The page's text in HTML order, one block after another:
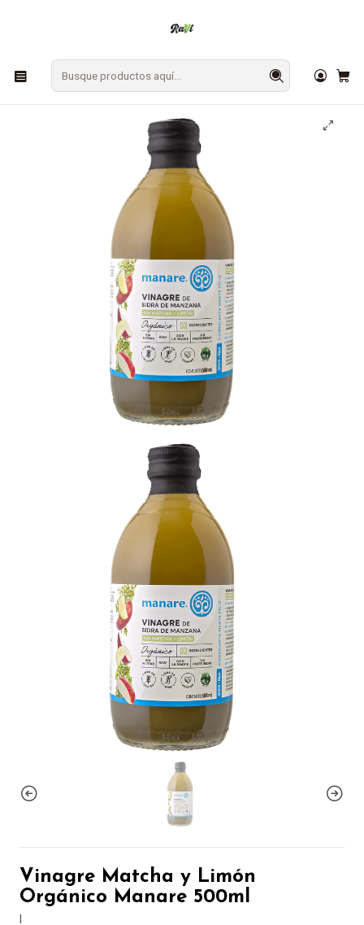
Vinagre Matcha y Limón Orgánico Manare 500ml
Vinagre Matcha y Limón
Orgánico Manare 500ml
|